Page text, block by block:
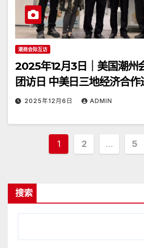
潮商会际互访
2025年12月3日｜美国潮州
团访日 中美日三地经济合作
2025年12月6日 ADMIN
文
页
1 2 … 5
搜索